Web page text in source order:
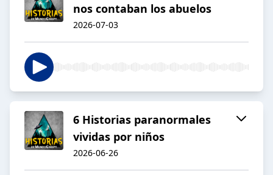
nos contaban los abuelos
2026-07-03
6 Historias paranormales
vividas por niños
2026-06-26